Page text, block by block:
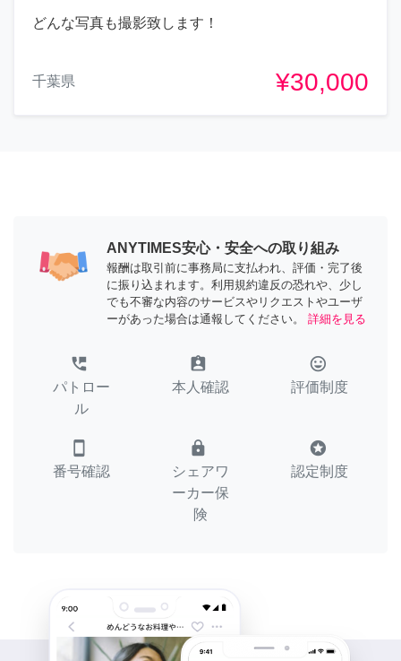
どんな写真も撮影致します！
千葉県 ¥30,000
ANYTIMES安心・安全への取り組み
報酬は取引前に事務局に支払われ、評価・完了後
に振り込まれます。利用規約違反の恐れや、少し
でも不審な内容のサービスやリクエストやユーザ
ーがあった場合は通報してください。
詳細を見る
perm_phone_msg
パトロー
ル
assignment_ind
本人確認
tag_faces
評価制度
smartphone
番号確認
lock
シェアワ
ーカー保
険
stars
認定制度